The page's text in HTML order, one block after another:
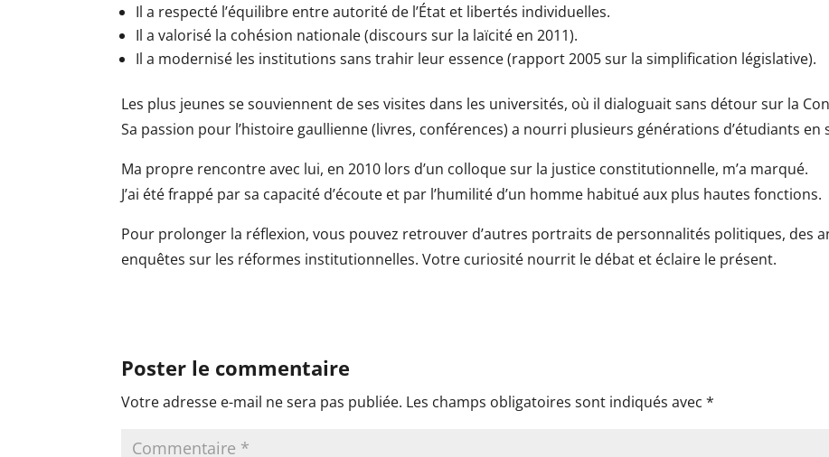
Il a respecté l’équilibre entre autorité de l’État et libertés individuelles.
Il a valorisé la cohésion nationale (discours sur la laïcité en 2011).
Il a modernisé les institutions sans trahir leur essence (rapport 2005 sur la simplification législative).
Les plus jeunes se souviennent de ses visites dans les universités, où il dialoguait sans détour sur la
Sa passion pour l’histoire gaullienne (livres, conférences) a nourri plusieurs générations d’étudiants en
Ma propre rencontre avec lui, en 2010 lors d’un colloque sur la justice constitutionnelle, m’a marqué.
J’ai été frappé par sa capacité d’écoute et par l’humilité d’un homme habitué aux plus hautes fonctions.
Pour prolonger la réflexion, vous pouvez retrouver d’autres portraits de personnalités politiques, des
enquêtes sur les réformes institutionnelles. Votre curiosité nourrit le débat et éclaire le présent.
Poster le commentaire
Votre adresse e-mail ne sera pas publiée. Les champs obligatoires sont indiqués avec*